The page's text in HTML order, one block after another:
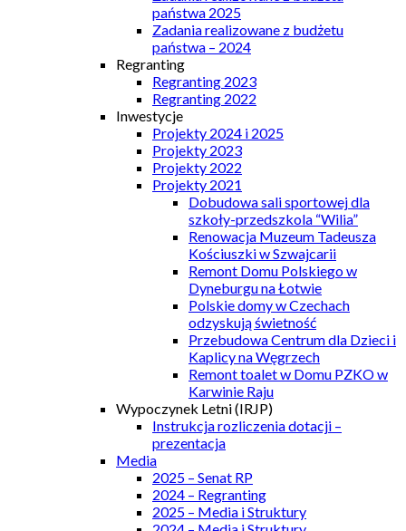
państwa 2025
Zadania realizowane z budżetu
państwa – 2024
Regranting
Regranting 2023
Regranting 2022
Inwestycje
Projekty 2024 i 2025
Projekty 2023
Projekty 2022
Projekty 2021
Dobudowa sali sportowej dla
szkoły-przedszkola “Wilia”
Renowacja Muzeum Tadeusza
Kościuszki w Szwajcarii
Remont Domu Polskiego w
Dyneburgu na Łotwie
Polskie domy w Czechach
odzyskują świetność
Przebudowa Centrum dla Dzieci i
Kaplicy na Węgrzech
Remont toalet w Domu PZKO w
Karwinie Raju
Wypoczynek Letni (IRJP)
Instrukcja rozliczenia dotacji –
prezentacja
Media
2025 – Senat RP
2024 – Regranting
2025 – Media i Struktury